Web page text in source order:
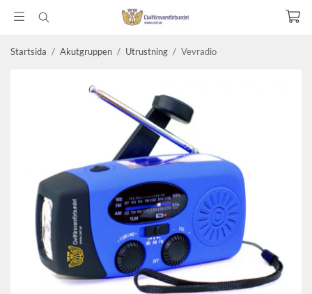
Startsida / Akutgruppen / Utrustning / Vevradio